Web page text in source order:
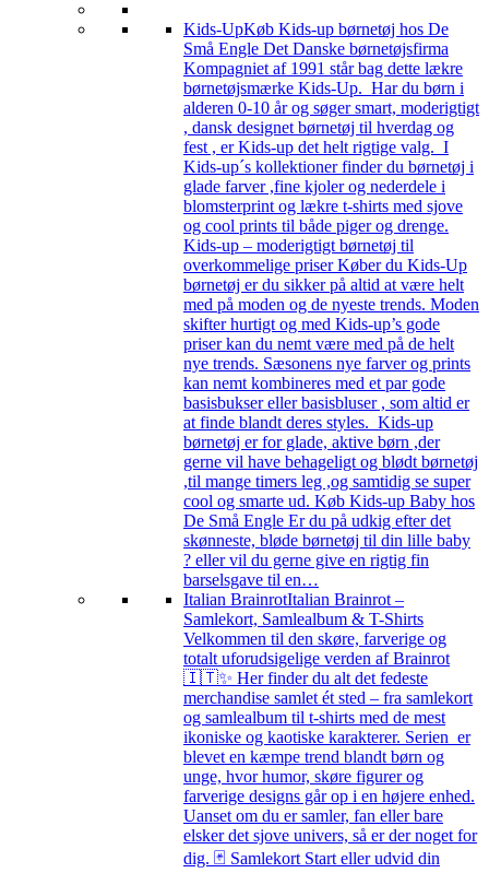
Kids-UpKøb Kids-up børnetøj hos De
Små Engle Det Danske børnetøjsfirma
Kompagniet af 1991 står bag dette lækre
børnetøjsmærke Kids-Up. Har du børn i
alderen 0-10 år og søger smart, moderigtigt
, dansk designet børnetøj til hverdag og
fest , er Kids-up det helt rigtige valg. I
Kids-up´s kollektioner finder du børnetøj i
glade farver ,fine kjoler og nederdele i
blomsterprint og lækre t-shirts med sjove
og cool prints til både piger og drenge.
Kids-up – moderigtigt børnetøj til
overkommelige priser Køber du Kids-Up
børnetøj er du sikker på altid at være helt
med på moden og de nyeste trends. Moden
skifter hurtigt og med Kids-up’s gode
priser kan du nemt være med på de helt
nye trends. Sæsonens nye farver og prints
kan nemt kombineres med et par gode
basisbukser eller basisbluser , som altid er
at finde blandt deres styles. Kids-up
børnetøj er for glade, aktive børn ,der
gerne vil have behageligt og blødt børnetøj
,til mange timers leg ,og samtidig se super
cool og smarte ud. Køb Kids-up Baby hos
De Små Engle Er du på udkig efter det
skønneste, bløde børnetøj til din lille baby
? eller vil du gerne give en rigtig fin
barselsgave til en…
Italian BrainrotItalian Brainrot –
Samlekort, Samlealbum & T-Shirts
Velkommen til den skøre, farverige og
totalt uforudsigelige verden af Brainrot
🇮🇹✨ Her finder du alt det fedeste
merchandise samlet ét sted – fra samlekort
og samlealbum til t-shirts med de mest
ikoniske og kaotiske karakterer. Serien er
blevet en kæmpe trend blandt børn og
unge, hvor humor, skøre figurer og
farverige designs går op i en højere enhed.
Uanset om du er samler, fan eller bare
elsker det sjove univers, så er der noget for
dig. 🃏 Samlekort Start eller udvid din